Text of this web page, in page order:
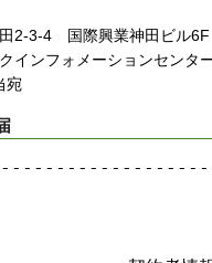
2-3-4 国際興業神田ビル6F
インフォメーションセンタ
宛